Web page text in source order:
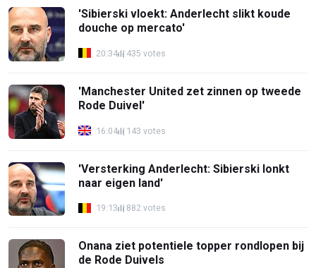
'Sibierski vloekt: Anderlecht slikt koude
douche op mercato'
20:34 435 votes
'Manchester United zet zinnen op tweede
Rode Duivel'
16:04 143 votes
'Versterking Anderlecht: Sibierski lonkt
naar eigen land'
19:13 882 votes
Onana ziet potentiele topper rondlopen bij
de Rode Duivels